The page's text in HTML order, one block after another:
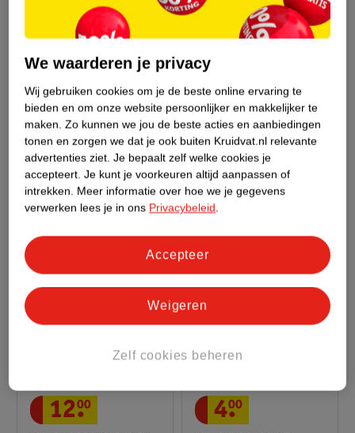
E.l.f. Glow Reviver
Crystal Clear Lip Oil
7,6ml
10.
9402
E.l.f. Camo Berry Well
Liquid Blush
4ml
9.00 6.
12086
12.
00 4.
00
We waarderen je privacy
Wij gebruiken cookies om je de beste online ervaring te
bieden en om onze website persoonlijker en makkelijker te
maken. Zo kunnen we jou de beste acties en aanbiedingen
tonen en zorgen we dat je ook buiten Kruidvat.nl relevante
advertenties ziet. Je bepaalt zelf welke cookies je
accepteert. Je kunt je voorkeuren altijd aanpassen of
intrekken. Meer informatie over hoe we je gegevens
verwerken lees je in ons Privacybeleid.
Zelf cookies beheren
Weigeren
Accepteer